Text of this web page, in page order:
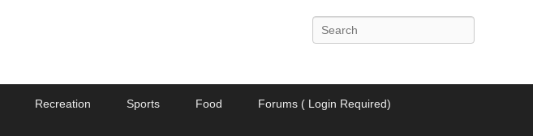
Search
Recreation Sports Food Forums ( Login Required)